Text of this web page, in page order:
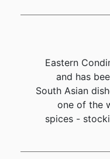
Eastern
and has
South Asian
one of the
spices -